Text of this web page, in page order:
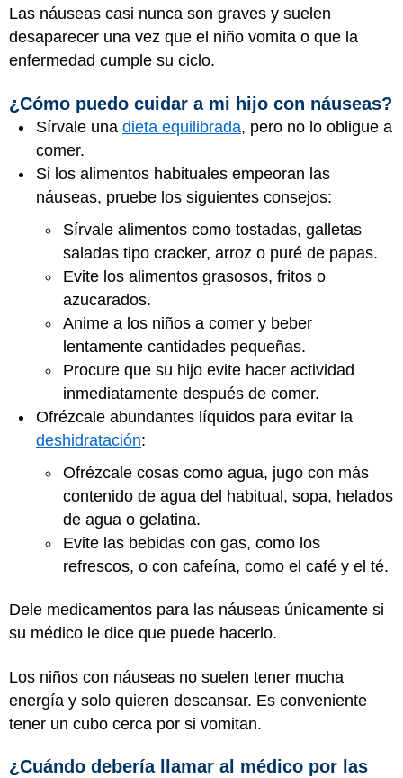
Las náuseas casi nunca son graves y suelen
desaparecer una vez que el niño vomita o que la
enfermedad cumple su ciclo.
¿Cómo puedo cuidar a mi hijo con náuseas?
Sírvale una dieta equilibrada, pero no lo obligue a
comer.
Si los alimentos habituales empeoran las
náuseas, pruebe los siguientes consejos:
Sírvale alimentos como tostadas, galletas
saladas tipo cracker, arroz o puré de papas.
Evite los alimentos grasosos, fritos o
azucarados.
Anime a los niños a comer y beber
lentamente cantidades pequeñas.
Procure que su hijo evite hacer actividad
inmediatamente después de comer.
Ofrézcale abundantes líquidos para evitar la
deshidratación:
Ofrézcale cosas como agua, jugo con más
contenido de agua del habitual, sopa, helados
de agua o gelatina.
Evite las bebidas con gas, como los
refrescos, o con cafeína, como el café y el té.
Dele medicamentos para las náuseas únicamente si
su médico le dice que puede hacerlo.
Los niños con náuseas no suelen tener mucha
energía y solo quieren descansar. Es conveniente
tener un cubo cerca por si vomitan.
¿Cuándo debería llamar al médico por las